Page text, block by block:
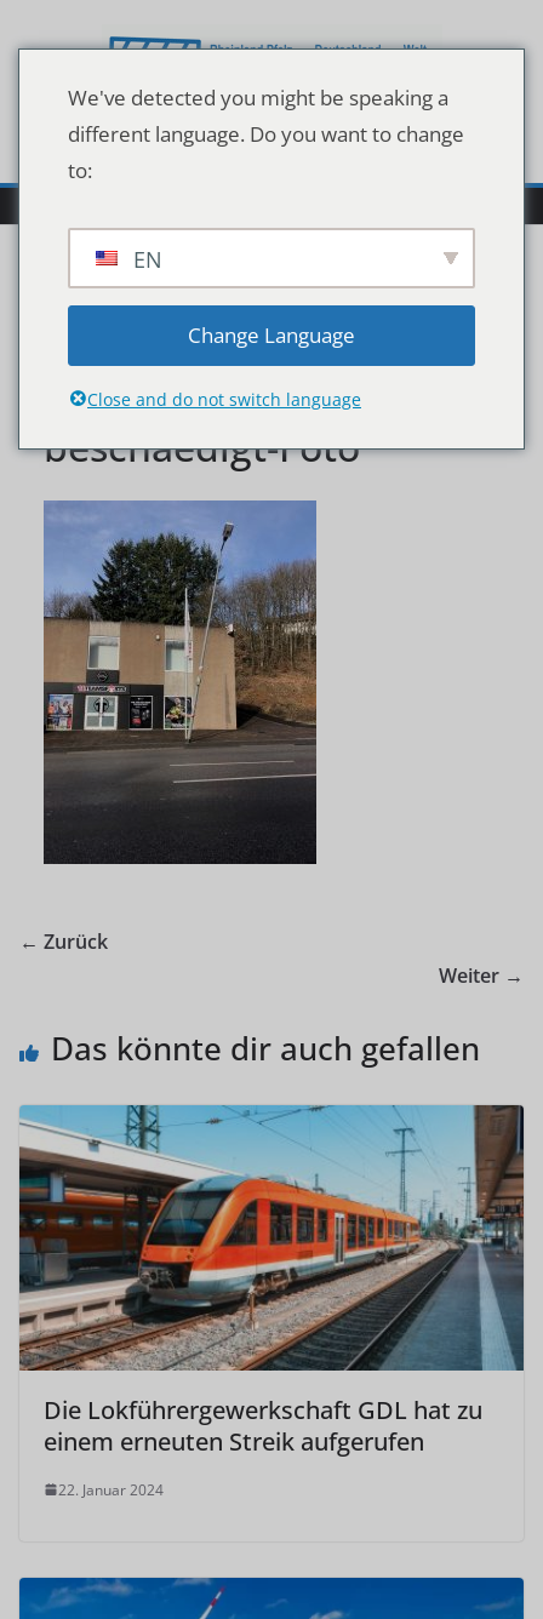
Inhalt
210222_Lichtmast_in_de
r_Vollmersbachstraaae_
beschaedigt-Foto
← Zurück
Weiter →
Das könnte dir auch gefallen
Die Lokführergewerkschaft GDL hat zu
einem erneuten Streik aufgerufen
22. Januar 2024
We've detected you might be speaking a
different language. Do you want to change
to:
EN
Change Language
Close and do not switch language